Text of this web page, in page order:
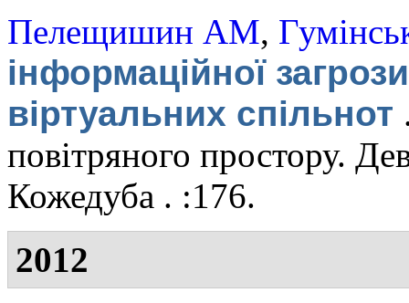
Пелещишин АМ,
інформаційної
віртуальних спільнот
повітряного простору.
Кожедуба . :176.
2012